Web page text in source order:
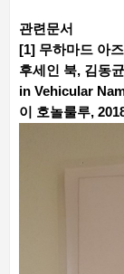
관련문서
[1] 무하마드 아
후세인 북, 김동
in Vehicular
이 호놀룰루,